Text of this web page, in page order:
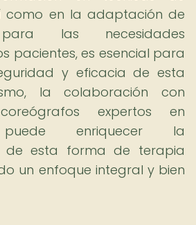
como en la adaptación de
para las necesidades
pacientes, es esencial para
y eficacia de esta
la colaboración con
expertos en
puede enriquecer la
de esta forma de terapia
un enfoque integral y bien